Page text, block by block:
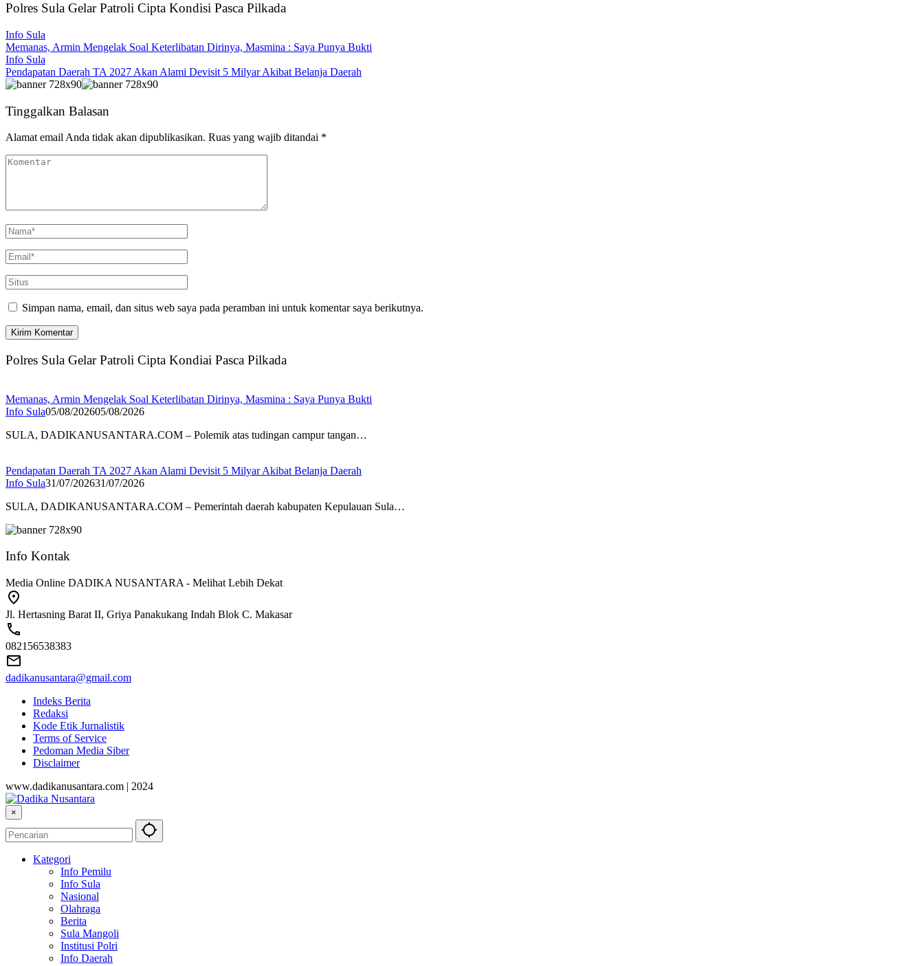
Polres Sula Gelar Patroli Cipta Kondisi Pasca Pilkada
Info Sula
Memanas, Armin Mengelak Soal Keterlibatan Dirinya, Masmina : Saya Punya Bukti
Info Sula
Pendapatan Daerah TA 2027 Akan Alami Devisit 5 Milyar Akibat Belanja Daerah
Tinggalkan Balasan
Alamat email Anda tidak akan dipublikasikan. Ruas yang wajib ditandai *
Simpan nama, email, dan situs web saya pada peramban ini untuk komentar saya berikutnya.
Polres Sula Gelar Patroli Cipta Kondiai Pasca Pilkada
Memanas, Armin Mengelak Soal Keterlibatan Dirinya, Masmina : Saya Punya Bukti
Info Sula05/08/202605/08/2026
SULA, DADIKANUSANTARA.COM – Polemik atas tudingan campur tangan…
Pendapatan Daerah TA 2027 Akan Alami Devisit 5 Milyar Akibat Belanja Daerah
Info Sula31/07/202631/07/2026
SULA, DADIKANUSANTARA.COM – Pemerintah daerah kabupaten Kepulauan Sula…
Info Kontak
Media Online DADIKA NUSANTARA - Melihat Lebih Dekat
Jl. Hertasning Barat II, Griya Panakukang Indah Blok C. Makasar
082156538383
dadikanusantara@gmail.com
Indeks Berita
Redaksi
Kode Etik Jurnalistik
Terms of Service
Pedoman Media Siber
Disclaimer
www.dadikanusantara.com | 2024
×
Kategori
Info Pemilu
Info Sula
Nasional
Olahraga
Berita
Sula Mangoli
Institusi Polri
Info Daerah